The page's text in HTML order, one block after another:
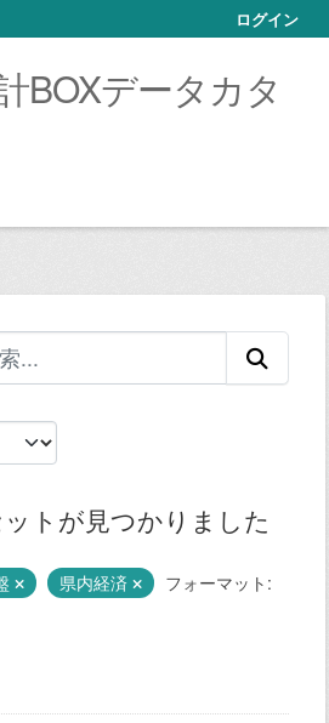
ログイン
BOXデータカタ
トが見つかりました
県内経済
フォーマット: